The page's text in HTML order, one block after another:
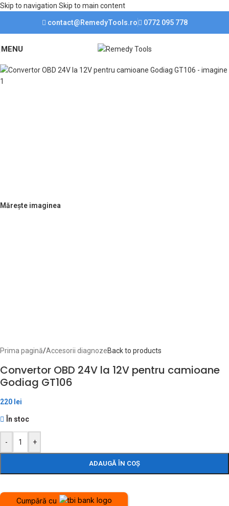
Skip to navigation Skip to main content
contact@RemedyTools.ro 0772 095 778
MENU
Mărește imaginea
Prima pagină/Accesorii diagnozeBack to products
Convertor OBD 24V la 12V pentru camioane
Godiag GT106
220 lei
În stoc
- +
ADAUGĂ ÎN COȘ
Cumpără cu